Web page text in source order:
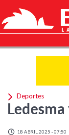
Deportes
18 ABRIL 2025 - 07:50